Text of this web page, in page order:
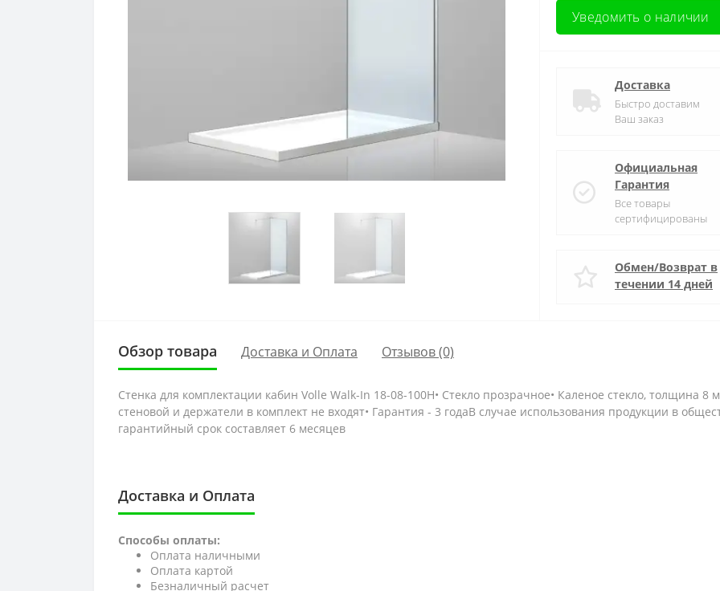
Уведомить о наличии
Доставка
Быстро доставим
Ваш заказ
Официальная
Гарантия
Все товары
сертифицированы
Обмен/Возврат в
течении 14 дней
Обзор товара Доставка и Оплата Отзывов (0)
Стенка для комплектации кабин Volle Walk-In 18-08-100H• Стекло прозрачное• Каленое стекло, толщина
стеновой и держатели в комплект не входят• Гарантия - 3 годаВ случае использования продукции в
гарантийный срок составляет 6 месяцев
Доставка и Оплата
Способы оплаты:
Оплата наличными
Оплата картой
Безналичный расчет